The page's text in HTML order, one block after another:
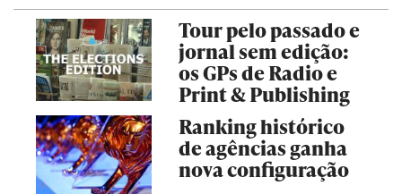
Tour pelo passado e
jornal sem edição:
os GPs de Radio e
Print & Publishing
Ranking histórico
de agências ganha
nova configuração